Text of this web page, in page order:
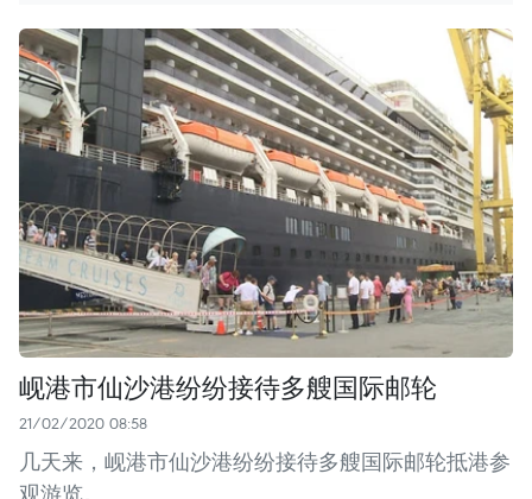
岘港市仙沙港纷纷接待多艘国际邮轮
21/02/2020 08:58
几天来，岘港市仙沙港纷纷接待多艘国际邮轮抵港参